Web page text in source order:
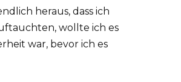
heraus, dass ich
wollte ich es
war, bevor ich es